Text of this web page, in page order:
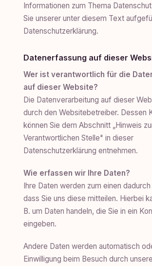
Informationen zum Thema
Sie unserer unter diesem Text
Datenschutzerklärung.
Datenerfassung auf dieser
Wer ist verantwortlich für die
auf dieser Website?
Die Datenverarbeitung auf dieser
durch den Websitebetreiber. Dessen
können Sie dem Abschnitt „Hinweis
Verantwortlichen Stelle" in dieser
Datenschutzerklärung entnehmen.
Wie erfassen wir Ihre Daten?
Ihre Daten werden zum einen
dass Sie uns diese mitteilen. Hierbei
B. um Daten handeln, die Sie in ein
eingeben.
Andere Daten werden automatisch
Einwilligung beim Besuch durch